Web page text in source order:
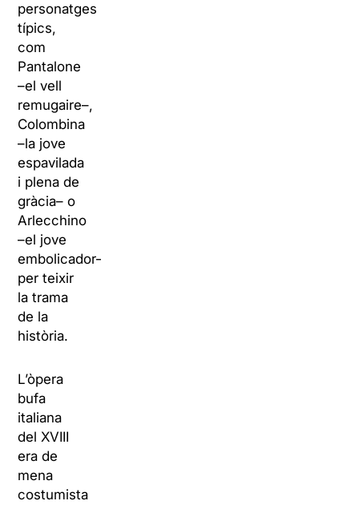
personatges
típics,
com
Pantalone
–el vell
remugaire–,
Colombina
–la jove
espavilada
i plena de
gràcia– o
Arlecchino
–el jove
embolicador–
per teixir
la trama
de la
història.
L’òpera
bufa
italiana
del XVIII
era de
mena
costumista